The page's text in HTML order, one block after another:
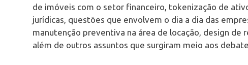
de imóveis com o setor financeiro, tokenização de
jurídicas, questões que envolvem o dia a dia das
manutenção preventiva na área de locação, design de
além de outros assuntos que surgiram meio aos